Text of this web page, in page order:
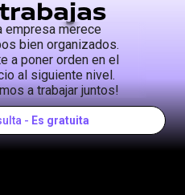
empresa merece
bien organizados.
a poner orden en el
al siguiente nivel.
a trabajar juntos!
- Es gratuita